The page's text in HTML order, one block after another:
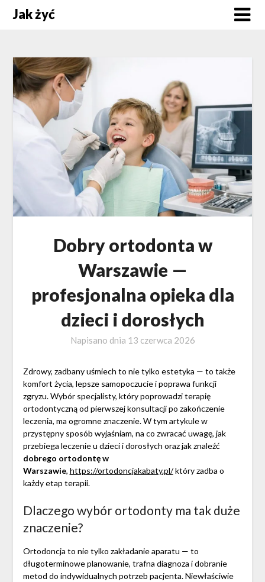
SkipJak żyć
Dobry ortodonta w
Warszawie —
profesjonalna opieka dla
dzieci i dorosłych
Napisano dnia 13 czerwca 2026
Zdrowy, zadbany uśmiech to nie tylko estetyka — to także
komfort życia, lepsze samopoczucie i poprawa funkcji
zgryzu. Wybór specjalisty, który poprowadzi terapię
ortodontyczną od pierwszej konsultacji po zakończenie
leczenia, ma ogromne znaczenie. W tym artykule w
przystępny sposób wyjaśniam, na co zwracać uwagę, jak
przebiega leczenie u dzieci i dorosłych oraz jak znaleźć
dobrego ortodontę w
Warszawie, https://ortodoncjakabaty.pl/który zadba o
każdy etap terapii.
Dlaczego wybór ortodonty ma tak duże
znaczenie?
Ortodoncja to nie tylko zakładanie aparatu — to
długoterminowe planowanie, trafna diagnoza i dobranie
metod do indywidualnych potrzeb pacjenta. Niewłaściwie